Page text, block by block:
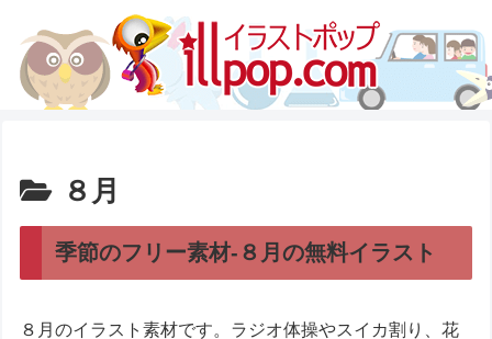
８月
季節のフリー素材-８月の無料イラスト
８月のイラスト素材です。ラジオ体操やスイカ割り、花